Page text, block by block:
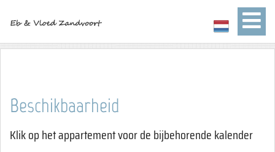
Beschikbaarheid
Klik op het appartement voor de bijbehorende kalender